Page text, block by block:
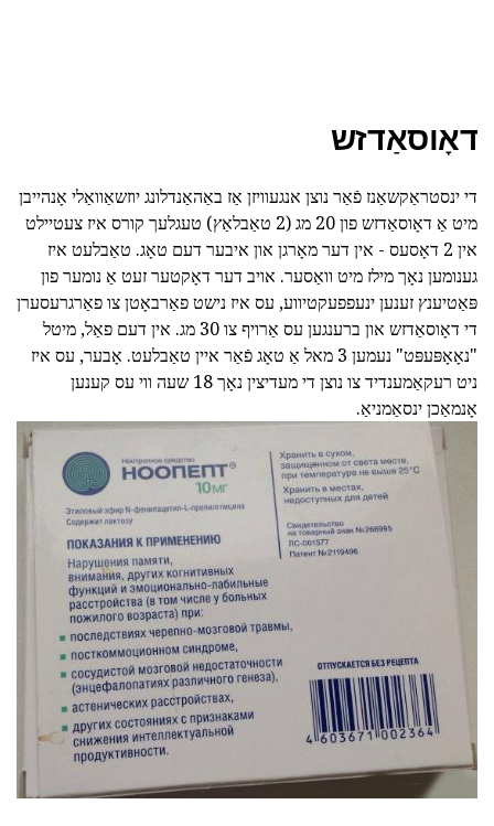
דאָוסאַדזש
די ינסטראַקשאַנז פֿאַר נוצן אנגעוויזן אַז באַהאַנדלונג יוזשאַוואַלי אָנהייבן
מיט אַ דאָוסאַדזש פון 20 מג (2 טאַבלאַץ) טעגלעך קורס איז צעטיילט
אין 2 דאָסעס - אין דער מאָרגן און איבער דעם טאָג. טאַבלעט איז
גענומען נאָך מילז מיט וואַסער. אויב דער דאָקטער זעט אַ נומער פון
פּאַטיענץ זענען ינעפפעקטיווע, עס איז נישט פאַרבאָטן צו פאַרגרעסערן
די דאָוסאַדזש און ברענגען עס אַרויף צו 30 מג. אין דעם פאַל, מיטל
"נאָאָפּעפּט" נעמען 3 מאל אַ טאָג פֿאַר איין טאַבלעט. אָבער, עס איז
ניט רעקאַמענדיד צו נוצן די מעדיצין נאָך 18 שעה ווי עס קענען
אָנמאַכן ינסאַמניאַ.